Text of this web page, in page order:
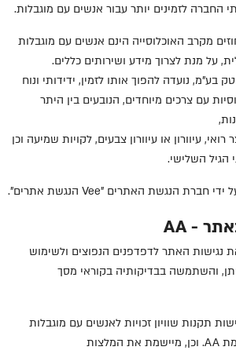
החברה לזמינים יותר עבור אנשים עם מוגבלות.
ישראל כ-20 אחוזים מקרב האוכלוסייה הינם אנשים עם מוגבלות
על מנת לצרוך מידע ושירותים כללים.
בע"מ, נועדה להפוך אותו לזמין, ידידותי ונוח
עם צרכים מיוחדים, הנובעים בין היתר
רואי, עיוורון או עיוורון צבעים, לקויות שמיעה וכן
הגיל השלישי.
ידי חברת הנגשת האתרים "Vee הנגשת אתרים".
-
AA
נגישות האתר לדפדפנים הנפוצים ולשימוש
והשתמשה בבדיקותיה בקוראי מסך
תקנות שוויון זכויות לאנשים עם מוגבלות
AA. וכן, מיישמת את המלצות